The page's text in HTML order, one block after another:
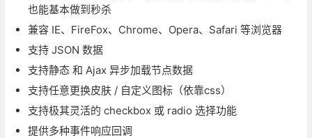
也能基本做到秒杀
兼容 IE、FireFox、Chrome、Opera、Safari 等浏览器
支持 JSON 数据
支持静态 和 Ajax 异步加载节点数据
支持任意更换皮肤 / 自定义图标（依靠css）
支持极其灵活的 checkbox 或 radio 选择功能
提供多种事件响应回调